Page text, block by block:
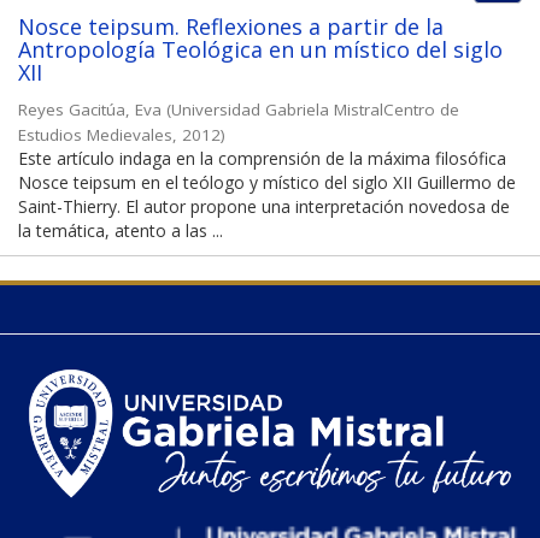
Nosce teipsum. Reflexiones a partir de la
Antropología Teológica en un místico del siglo
XII
Reyes Gacitúa, Eva (Universidad Gabriela MistralCentro de
Estudios Medievales, 2012)
Este artículo indaga en la comprensión de la máxima filosófica
Nosce teipsum en el teólogo y místico del siglo XII Guillermo de
Saint-Thierry. El autor propone una interpretación novedosa de
la temática, atento a las ...